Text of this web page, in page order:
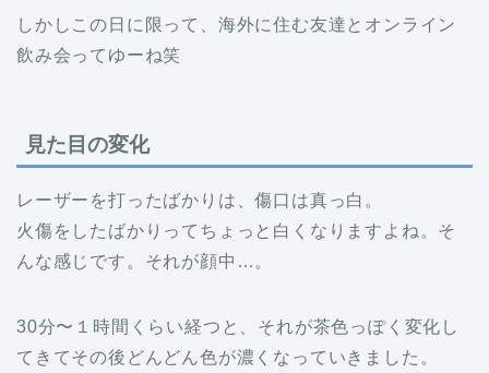
しかしこの日に限って、海外に住む友達とオンライン
飲み会ってゆーね笑
見た目の変化
レーザーを打ったばかりは、傷口は真っ白。
火傷をしたばかりってちょっと白くなりますよね。そ
んな感じです。それが顔中…。
30分〜１時間くらい経つと、それが茶色っぽく変化し
てきてその後どんどん色が濃くなっていきました。